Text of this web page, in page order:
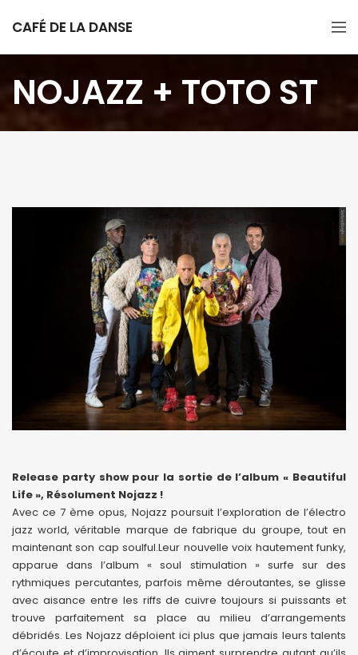
CAFÉ DE LA DANSE
NOJAZZ + TOTO ST
Release party show pour la sortie de l’album « Beautiful
Life », Résolument Nojazz !
Avec ce 7 ème opus, Nojazz poursuit l’exploration de l’électro
jazz world, véritable marque de fabrique du groupe, tout en
maintenant son cap soulful.Leur nouvelle voix hautement funky,
apparue dans l’album « soul stimulation » surfe sur des
rythmiques percutantes, parfois même déroutantes, se glisse
avec aisance entre les riffs de cuivre toujours si puissants et
trouve parfaitement sa place au milieu d’arrangements
débridés. Les Nojazz déploient ici plus que jamais leurs talents